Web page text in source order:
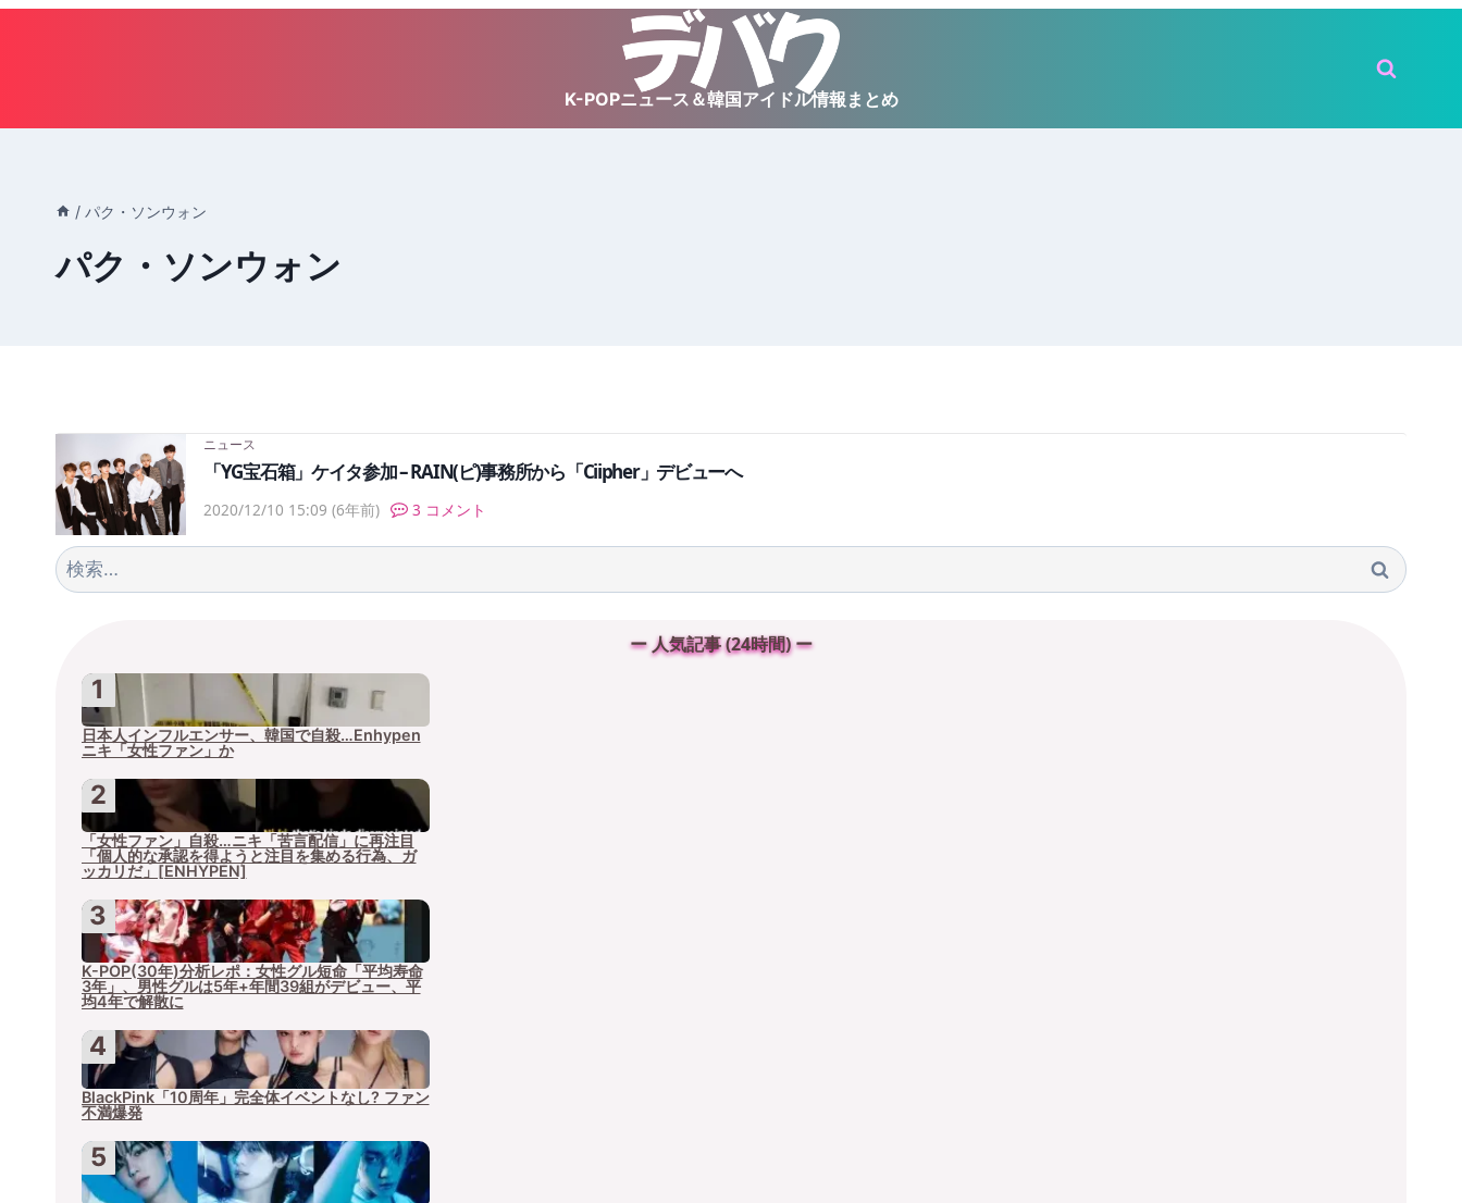
K-POPニュース＆韓国アイドル情報まとめ
/ パク・ソンウォン
パク・ソンウォン
ニュース
「YG宝石箱」ケイタ参加 – RAIN(ピ)事務所から「Ciipher」デビューへ
2020/12/10 15:09 (6年前) 3 コメント
検
索:
ー 人気記事 (24時間) ー
日本人インフルエンサー、韓国で自殺…Enhypen
ニキ「女性ファン」か
「女性ファン」自殺…ニキ「苦言配信」に再注目
「個人的な承認を得ようと注目を集める行為、ガ
ッカリだ」[ENHYPEN]
K-POP(30年)分析レポ：女性グル短命「平均寿命
3年」、男性グルは5年+年間39組がデビュー、平
均4年で解散に
BlackPink「10周年」完全体イベントなし? ファン
不満爆発